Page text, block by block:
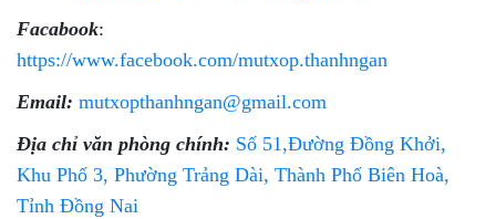
Facabook:
https://www.facebook.com/mutxop.thanhngan
Email: mutxopthanhngan@gmail.com
Địa chỉ văn phòng chính: Số 51,Đường Đồng Khởi,
Khu Phố 3, Phường Trảng Dài, Thành Phố Biên Hoà,
Tỉnh Đồng Nai